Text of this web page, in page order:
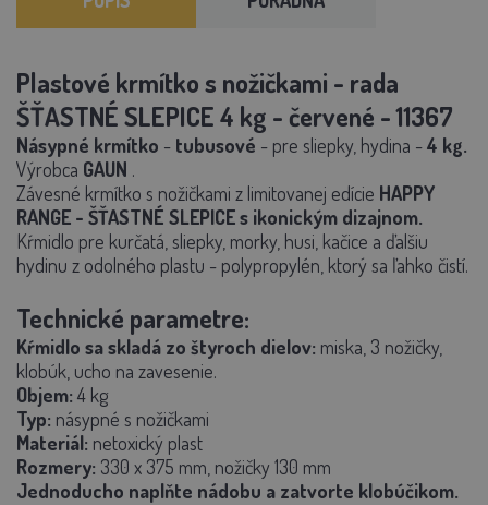
Plastové krmítko s nožičkami - rada
ŠŤASTNÉ SLEPICE 4 kg - červené -11367
Násypné krmítko - tubusové - pre sliepky, hydina -4 kg.
Výrobca GAUN .
Závesné krmítko s nožičkami z limitovanej edície HAPPY
RANGE - ŠŤASTNÉ SLEPICE s ikonickým dizajnom.
Kŕmidlo pre kurčatá, sliepky, morky, husi, kačice a ďalšiu
hydinu z odolného plastu - polypropylén, ktorý sa ľahko čistí.
Technické parametre:
Kŕmidlo sa skladá zo štyroch dielov: miska, 3 nožičky,
klobúk, ucho na zavesenie.
Objem: 4 kg
Typ: násypné s nožičkami
Materiál: netoxický plast
Rozmery: 330 x 375 mm, nožičky 130 mm
Jednoducho naplňte nádobu a zatvorte klobúčikom.